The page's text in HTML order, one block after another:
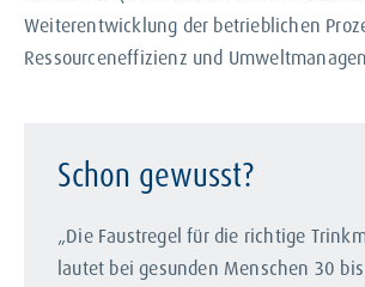
Weiterentwicklung der betrieblichen
Ressourceneffizienz und
Schon gewusst?
„Die Faustregel für die richtige
lautet bei gesunden Menschen 30